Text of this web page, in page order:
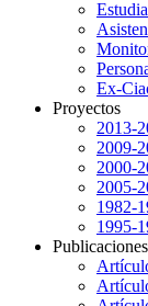
Ex-
Proyectos
2013-
2009-
2000-
2005-
1982-
1995-
Publicaciones